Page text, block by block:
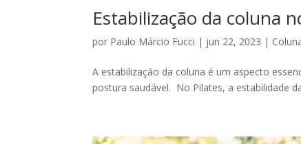
Estabilização da coluna
por Paulo Márcio Fucci | jun 22, 2023 |
A estabilização da coluna é um aspecto
postura saudável. No Pilates, a estabilidade